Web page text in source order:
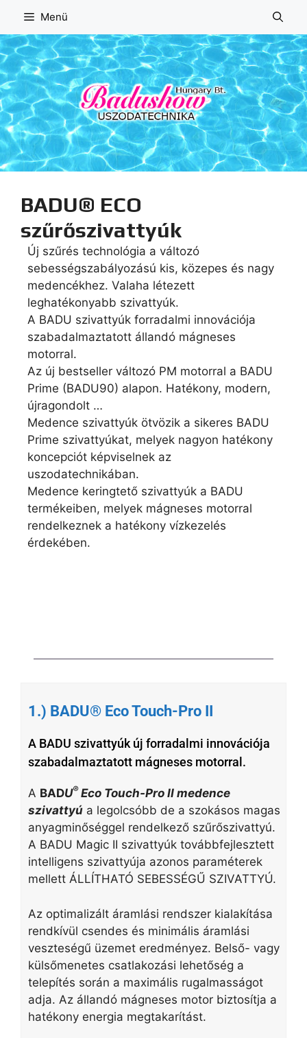
tartalomba
Menü
BADU® ECO
szűrőszivattyúk
Új szűrés technológia a változó
sebességszabályozású kis, közepes és nagy
medencékhez. Valaha létezett
leghatékonyabb szivattyúk.
A BADU szivattyúk forradalmi innovációja
szabadalmaztatott állandó mágneses
motorral.
Az új bestseller változó PM motorral a BADU
Prime (BADU90) alapon. Hatékony, modern,
újragondolt …
Medence szivattyúk ötvözik a sikeres BADU
Prime szivattyúkat, melyek nagyon hatékony
koncepciót képviselnek az
uszodatechnikában.
Medence keringtető szivattyúk a BADU
termékeiben, melyek mágneses motorral
rendelkeznek a hatékony vízkezelés
érdekében.
1.) BADU® Eco Touch-Pro II
A BADU szivattyúk új forradalmi innovációja
szabadalmaztatott mágneses motorral.
A BADU®Eco Touch-Pro II medence
szivattyú a legolcsóbb de a szokásos magas
anyagminőséggel rendelkező szűrőszivattyú.
A BADU Magic II szivattyúk továbbfejlesztett
intelligens szivattyúja azonos paraméterek
mellett ÁLLÍTHATÓ SEBESSÉGŰ SZIVATTYÚ.
Az optimalizált áramlási rendszer kialakítása
rendkívül csendes és minimális áramlási
veszteségű üzemet eredményez. Belső- vagy
külsőmenetes csatlakozási lehetőség a
telepítés során a maximális rugalmasságot
adja. Az állandó mágneses motor biztosítja a
hatékony energia megtakarítást.